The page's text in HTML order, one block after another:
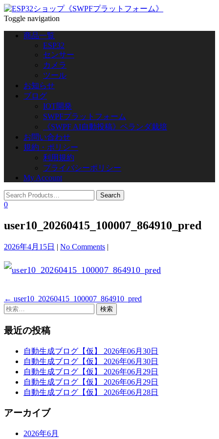
Toggle navigation
商品一覧
ESP32
センサー
カメラ
ツール
お知らせ
ブログ
IOT開発
SWPFプラットフォーム
《SWPF AI自動投稿》ベランダ栽培
お問い合わせ
規約・ポリシー
利用規約
プライバシーポリシー
My Account
0
user10_20260415_100007_864910_pred
2026年4月15日 | No Comments |
投
稿
ナ
ョ
← user10_20260415_100007_864910_pred
検
最近の投稿
自動生成ブログ【仮】 2026年06月30日
自動生成ブログ【仮】 2026年06月30日
自動生成ブログ【仮】 2026年06月29日
自動生成ブログ【仮】 2026年06月29日
自動生成ブログ【仮】 2026年06月28日
アーカイブ
2026年6月